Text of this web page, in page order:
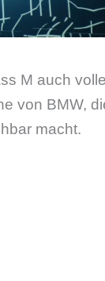
M auch
von BMW,
macht.